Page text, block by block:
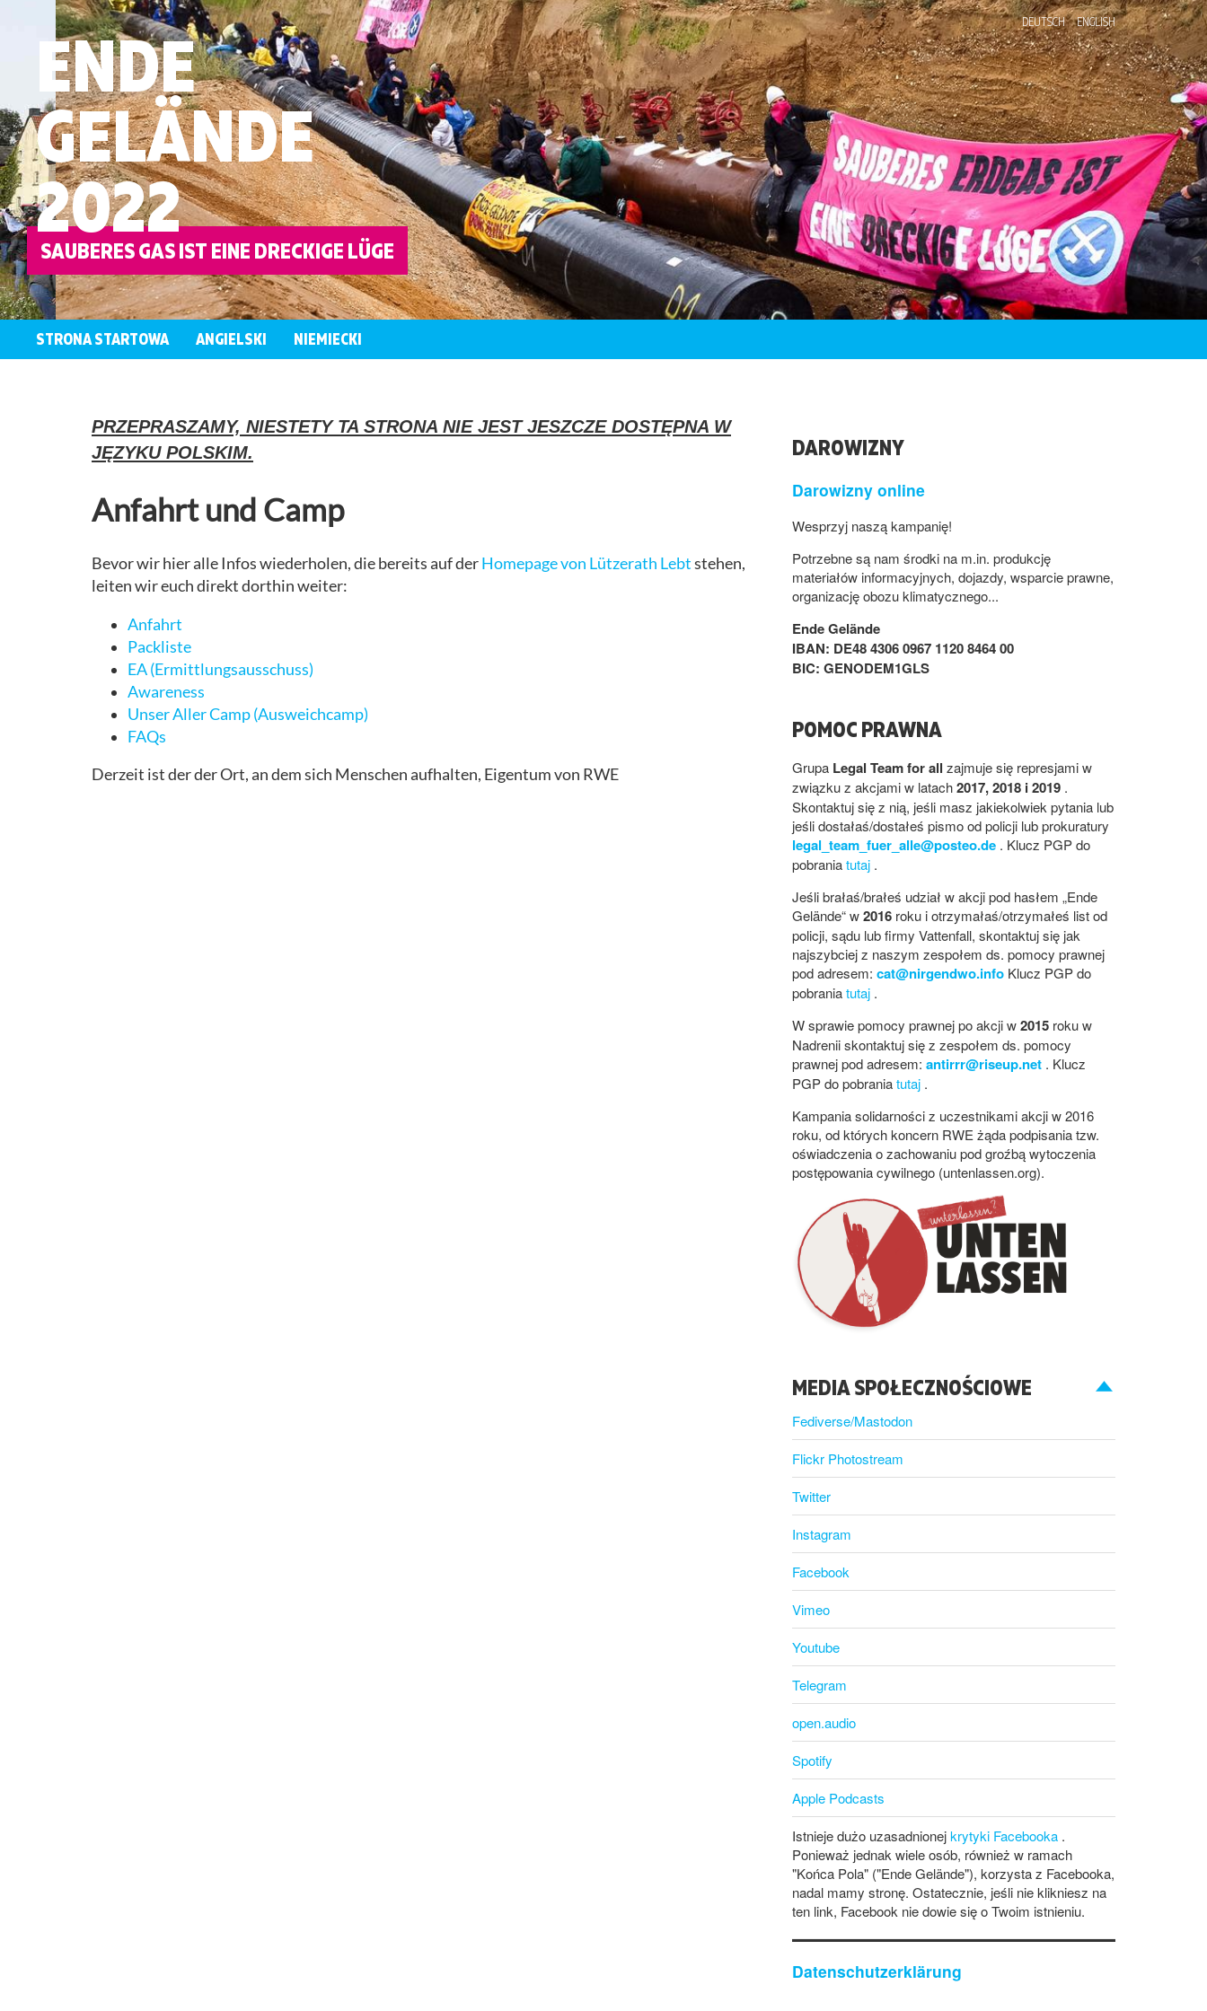
DEUTSCH ENGLISH
ENDE
GELÄNDE
2022
STRONA STARTOWA ANGIELSKI NIEMIECKI
PRZEPRASZAMY, NIESTETY TA STRONA NIE JEST JESZCZE DOSTĘPNA W
JĘZYKU POLSKIM.
Anfahrt und Camp
Bevor wir hier alle Infos wiederholen, die bereits auf derHomepage von Lützerath Lebtstehen,
leiten wir euch direkt dorthin weiter:
Anfahrt
Packliste
EA (Ermittlungsausschuss)
Awareness
Unser Aller Camp (Ausweichcamp)
FAQs
Derzeit ist der der Ort, an dem sich Menschen aufhalten, Eigentum von RWE
DAROWIZNY
Darowizny online
Wesprzyj naszą kampanię!
Potrzebne są nam środki na m.in. produkcję
materiałów informacyjnych, dojazdy, wsparcie prawne,
organizację obozu klimatycznego...
Ende Gelände
IBAN: DE48 4306 0967 1120 8464 00
BIC: GENODEM1GLS
POMOC PRAWNA
Grupa Legal Team for all zajmuje się represjami w
związku z akcjami w latach2017, 2018 i 2019 .
Skontaktuj się z nią, jeśli masz jakiekolwiek pytania lub
jeśli dostałaś/dostałeś pismo od policji lub prokuratury
legal_team_fuer_alle@posteo.de . Klucz PGP do
pobraniatutaj .
Jeśli brałaś/brałeś udział w akcji pod hasłem „Ende
Gelände“ w2016 roku i otrzymałaś/otrzymałeś list od
policji, sądu lub firmy Vattenfall, skontaktuj się jak
najszybciej z naszym zespołem ds. pomocy prawnej
pod adresem: cat@nirgendwo.info Klucz PGP do
pobraniatutaj .
W sprawie pomocy prawnej po akcji w2015 roku w
Nadrenii skontaktuj się z zespołem ds. pomocy
prawnej pod adresem: antirrr@riseup.net . Klucz
PGP do pobraniatutaj .
Kampania solidarności z uczestnikami akcji w 2016
roku, od których koncern RWE żąda podpisania tzw.
oświadczenia o zachowaniu pod groźbą wytoczenia
postępowania cywilnego (untenlassen.org).
MEDIA SPOŁECZNOŚCIOWE
Fediverse/Mastodon
Flickr Photostream
Twitter
Instagram
Facebook
Vimeo
Youtube
Telegram
open.audio
Spotify
Apple Podcasts
Istnieje dużo uzasadnionejkrytyki Facebooka .
Ponieważ jednak wiele osób, również w ramach
"Końca Pola" ("Ende Gelände"), korzysta z Facebooka,
nadal mamy stronę. Ostatecznie, jeśli nie klikniesz na
ten link, Facebook nie dowie się o Twoim istnieniu.
Datenschutzerklärung